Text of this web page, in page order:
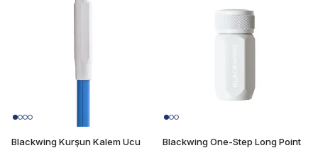
Blackwing Kurşun Kalem Ucu
Blackwing One-Step Long Point